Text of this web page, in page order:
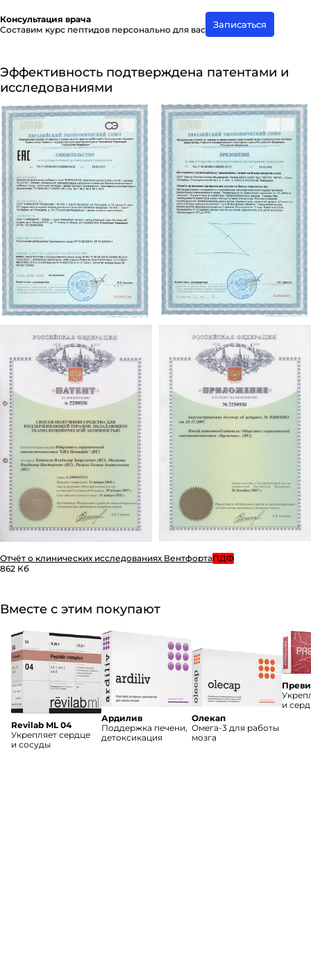
Консультация врача
Составим курс пептидов персонально для вас
Записаться
Эффективность подтверждена патентами и
исследованиями
Отчёт о клинических исследованиях ВентфортаПДФ
862 Кб
Вместе с этим покупают
Revilab ML 04
Укрепляет сердце
и сосуды
Ардилив
Поддержка печени,
детоксикация
Олекап
Омега-3 для работы
мозга
и